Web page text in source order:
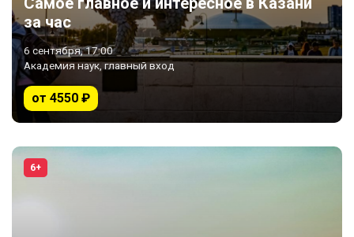
за час
6 сентября, 17:00
Академия наук, главный вход
от 4550 ₽
6+